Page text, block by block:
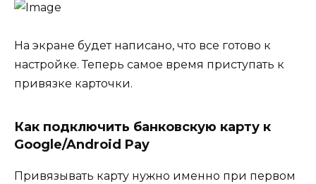
На экране будет написано, что все готово к
настройке. Теперь самое время приступать к
привязке карточки.
Как подключить банковскую карту к
Google/Android Pay
Привязывать карту нужно именно при первом